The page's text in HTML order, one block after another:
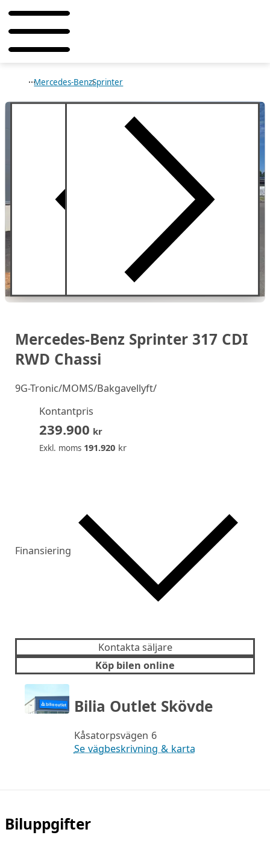
Mercedes-BenzSprinter
Mercedes-Benz Sprinter 317 CDI
RWD Chassi
9G-Tronic/MOMS/Bakgavellyft/
Kontantpris
239.900 kr
Exkl. moms 191.920kr
Finansiering
Kontakta säljare
Köp bilen online
Bilia Outlet Skövde
Kåsatorpsvägen 6
Se vägbeskrivning & karta
Biluppgifter